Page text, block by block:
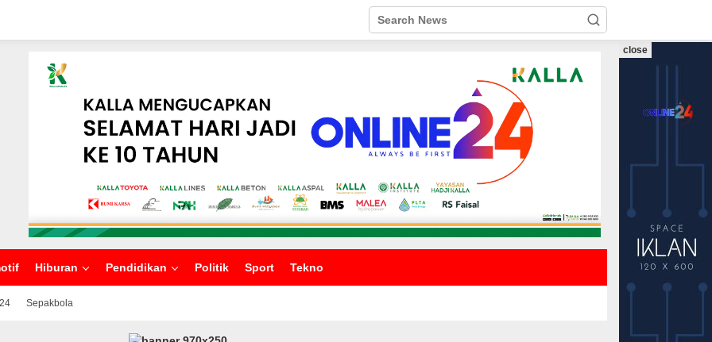
Hiburan Pendidikan Politik Sport Tekno
Sepakbola
close